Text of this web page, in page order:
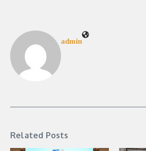
admin
Related Posts